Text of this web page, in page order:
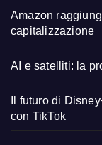
Amazon
capitalizzazione
AI e satelliti: la
Il futuro di
con TikTok